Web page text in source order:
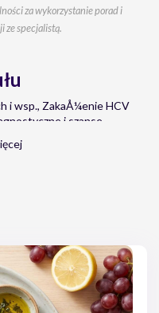
za wykorzystanie porad i
ze specjalistą.
i wsp., ZakaÅ¼enie HCV
i szanse
zapalenie-watroby-